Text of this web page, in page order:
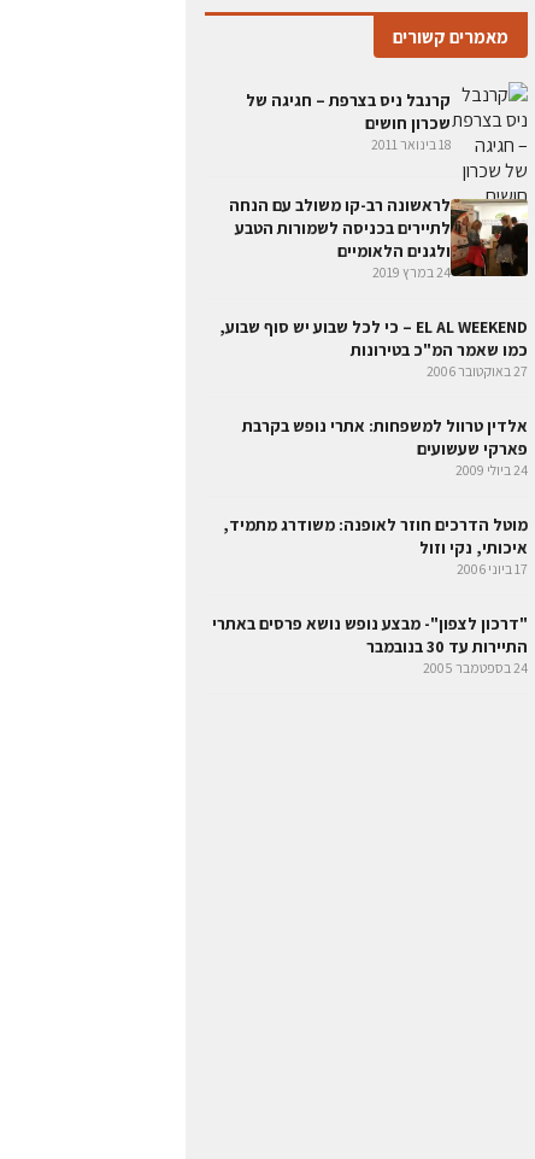
מאמרים קשורים
קרנבל ניס בצרפת – חגיגה של
שכרון חושים
18 בינואר 2011
לראשונה רב-קו משולב עם הנחה
לתיירים בכניסה לשמורות הטבע
ולגנים הלאומיים
24 במרץ 2019
EL AL WEEKEND – כי לכל שבוע יש סוף שבוע,
כמו שאמר המ"כ בטירונות
27 באוקטובר 2006
אלדין טרוול למשפחות: אתרי נופש בקרבת
פארקי שעשועים
24 ביולי 2009
מוטל הדרכים חוזר לאופנה: משודרג מתמיד,
איכותי, נקי וזול
17 ביוני 2006
"דרכון לצפון"- מבצע נופש נושא פרסים באתרי
התיירות עד 30 בנובמבר
24 בספטמבר 2005